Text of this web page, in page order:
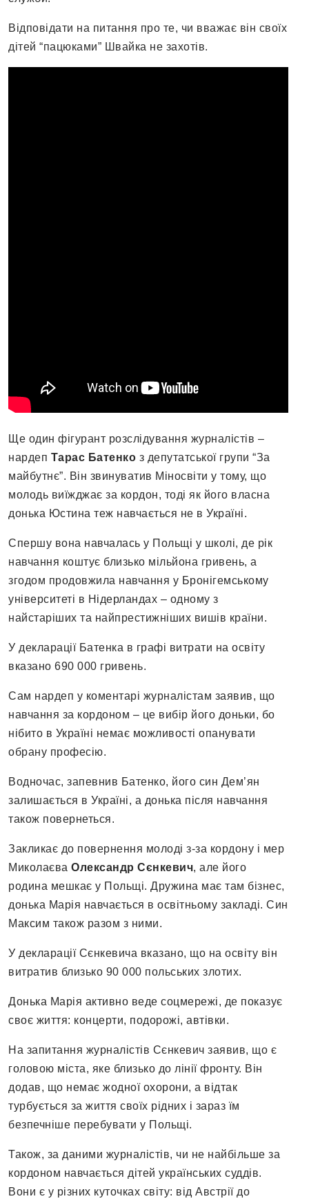
Відповідати на питання про те, чи вважає він своїх
дітей “пацюками” Швайка не захотів.
Ще один фігурант розслідування журналістів –
нардеп Тарас Батенко з депутатської групи “За
майбутнє”. Він звинуватив Міносвіти у тому, що
молодь виїжджає за кордон, тоді як його власна
донька Юстина теж навчається не в Україні.
Спершу вона навчалась у Польщі у школі, де рік
навчання коштує близько мільйона гривень, а
згодом продовжила навчання у Бронігемському
університеті в Нідерландах – одному з
найстаріших та найпрестижніших вишів країни.
У декларації Батенка в графі витрати на освіту
вказано 690 000 гривень.
Сам нардеп у коментарі журналістам заявив, що
навчання за кордоном – це вибір його доньки, бо
нібито в Україні немає можливості опанувати
обрану професію.
Водночас, запевнив Батенко, його син Дем’ян
залишається в Україні, а донька після навчання
також повернеться.
Закликає до повернення молоді з-за кордону і мер
Миколаєва Олександр Сєнкевич, але його
родина мешкає у Польщі. Дружина має там бізнес,
донька Марія навчається в освітньому закладі. Син
Максим також разом з ними.
У декларації Сєнкевича вказано, що на освіту він
витратив близько 90 000 польських злотих.
Донька Марія активно веде соцмережі, де показує
своє життя: концерти, подорожі, автівки.
На запитання журналістів Сєнкевич заявив, що є
головою міста, яке близько до лінії фронту. Він
додав, що немає жодної охорони, а відтак
турбується за життя своїх рідних і зараз їм
безпечніше перебувати у Польщі.
Також, за даними журналістів, чи не найбільше за
кордоном навчається дітей українських суддів.
Вони є у різних куточках світу: від Австрії до